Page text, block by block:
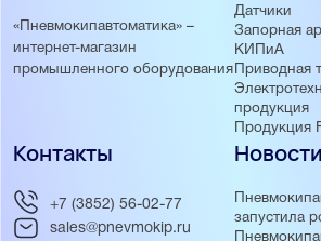
«Пневмокипавтоматика» –
интернет-магазин
промышленного оборудования
Датчики
Запорная
КИПиА
Приводная
продукция
Продукция
Новости
запустила
Контакты
+7 (3852) 56-02-77
sales@pnevmokip.ru